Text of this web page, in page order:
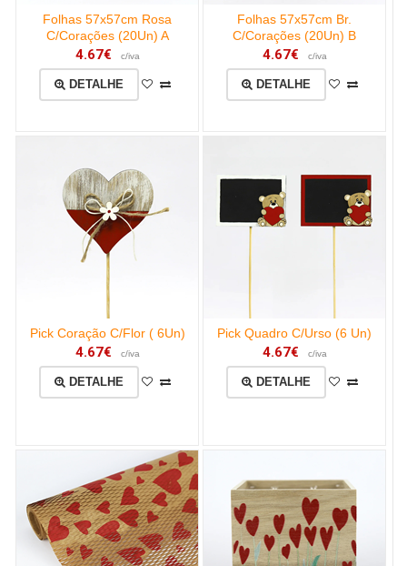
Folhas 57x57cm Rosa
C/Corações (20Un) A
4.67€ c/iva
DETALHE
Folhas 57x57cm Br.
C/Corações (20Un) B
4.67€ c/iva
DETALHE
Pick Coração C/Flor ( 6Un)
4.67€ c/iva
DETALHE
Pick Quadro C/Urso (6 Un)
4.67€ c/iva
DETALHE